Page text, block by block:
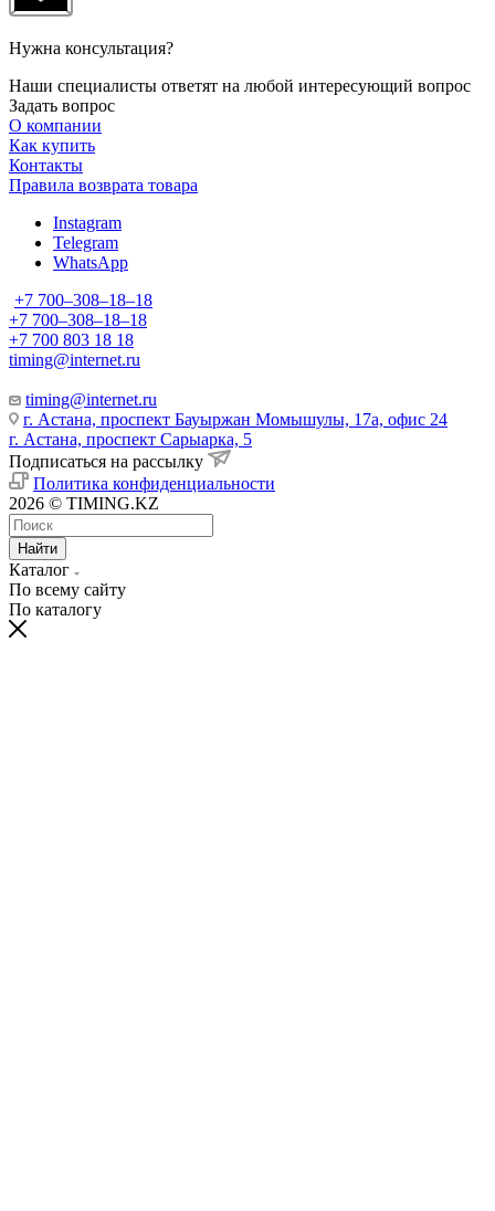
Нужна консультация?
Наши специалисты ответят на любой интересующий вопрос
Задать вопрос
О компании
Как купить
Контакты
Правила возврата товара
Instagram
Telegram
WhatsApp
+7 700‒308‒18‒18
+7 700‒308‒18‒18
+7 700 803 18 18
timing@internet.ru
timing@internet.ru
г. Астана, проспект Бауыржан Момышулы, 17а, офис 24
г. Астана, проспект Сарыарка, 5
Подписаться на рассылку
Политика конфиденциальности
2026 © TIMING.KZ
Найти
Каталог
По всему сайту
По каталогу